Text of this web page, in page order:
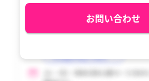
お問い合わせ